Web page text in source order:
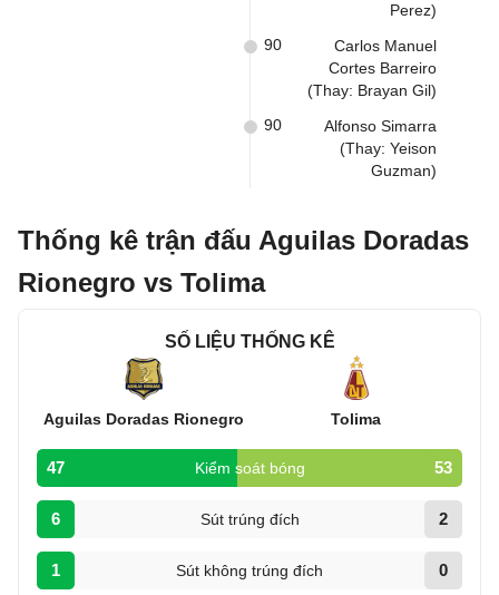
Perez)
Carlos Manuel
Cortes Barreiro
(Thay: Brayan Gil)
90
Alfonso Simarra
(Thay: Yeison
Guzman)
90
Thống kê trận đấu Aguilas Doradas
Rionegro vs Tolima
SỐ LIỆU THỐNG KÊ
Aguilas Doradas Rionegro Tolima
47 Kiểm soát bóng 53
6 Sút trúng đích 2
1 Sút không trúng đích 0